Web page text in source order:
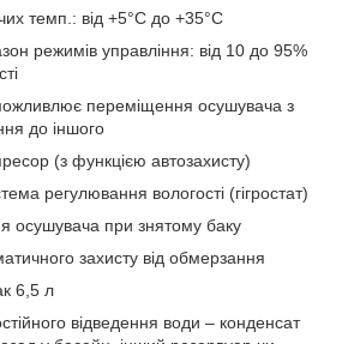
темп.: від +5°С до +35°С
режимів управління: від 10 до 95%
переміщення осушувача з
до іншого
(з функцією автозахисту)
регулювання вологості (гігростат)
осушувача при знятому баку
захисту від обмерзання
6,5 л
відведення води – конденсат